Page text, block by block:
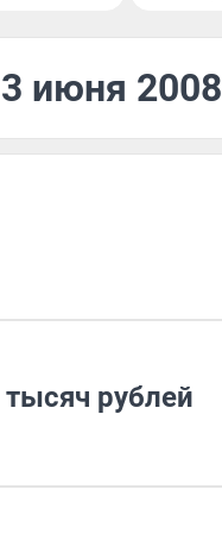
июня 2008
рублей